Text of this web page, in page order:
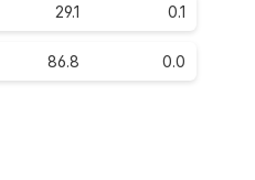
29.1 0.1
86.8 0.0